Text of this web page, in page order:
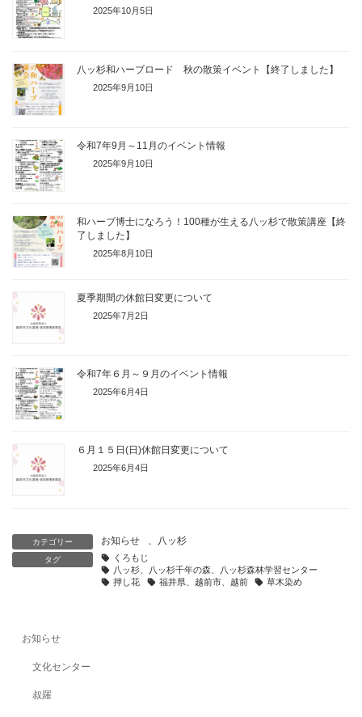
2025年10月5日
八ッ杉和ハーブロード 秋の散策イベント【終了しました】
2025年9月10日
令和7年9月～11月のイベント情報
2025年9月10日
和ハーブ博士になろう！100種が生える八ッ杉で散策講座【終
了しました】
2025年8月10日
夏季期間の休館日変更について
2025年7月2日
令和7年６月～９月のイベント情報
2025年6月4日
６月１５日(日)休館日変更について
2025年6月4日
カテゴリー お知らせ 八ッ杉
タグ
くろもじ
八ッ杉、八ッ杉千年の森、八ッ杉森林学習センター
押し花
福井県、越前市、越前 草木染め
お知らせ
文化センター
叔羅